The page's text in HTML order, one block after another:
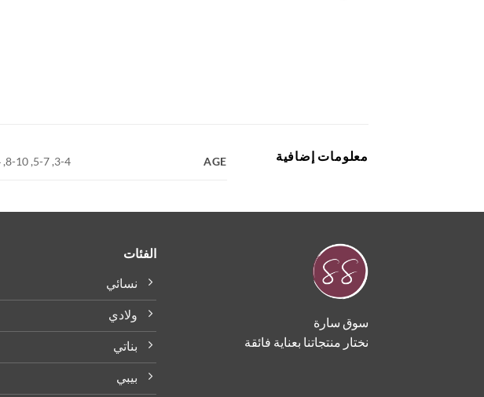
معلومات إضافية AGE
3-4, 5-7, 8-10, 11-14
سوق سارة
نختار منتجاتنا بعناية فائقة
الفئات
نسائي
ولادي
بناتي
بيبي